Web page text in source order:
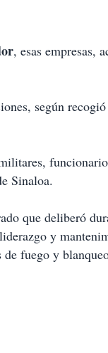
, esas empresas,
según
Sinaloa.
que deliberó
y
fuego y